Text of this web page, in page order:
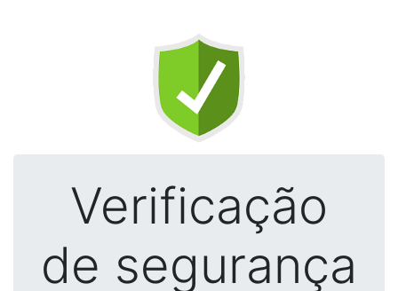
Verificação
de segurança